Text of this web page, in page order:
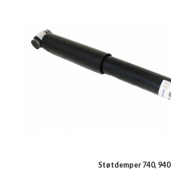
Støtdemper 740, 940